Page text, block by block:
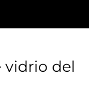
vidrio del